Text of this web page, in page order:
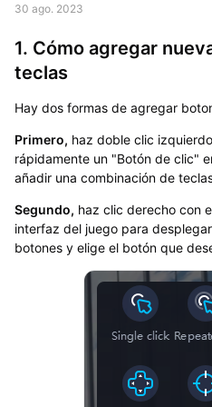
30 ago. 2023
1. Cómo agregar
teclas
Hay dos formas de agregar
Primero, haz doble clic
rápidamente un "Botón de clic"
añadir una combinación de
Segundo, haz clic derecho con
interfaz del juego para
botones y elige el botón que